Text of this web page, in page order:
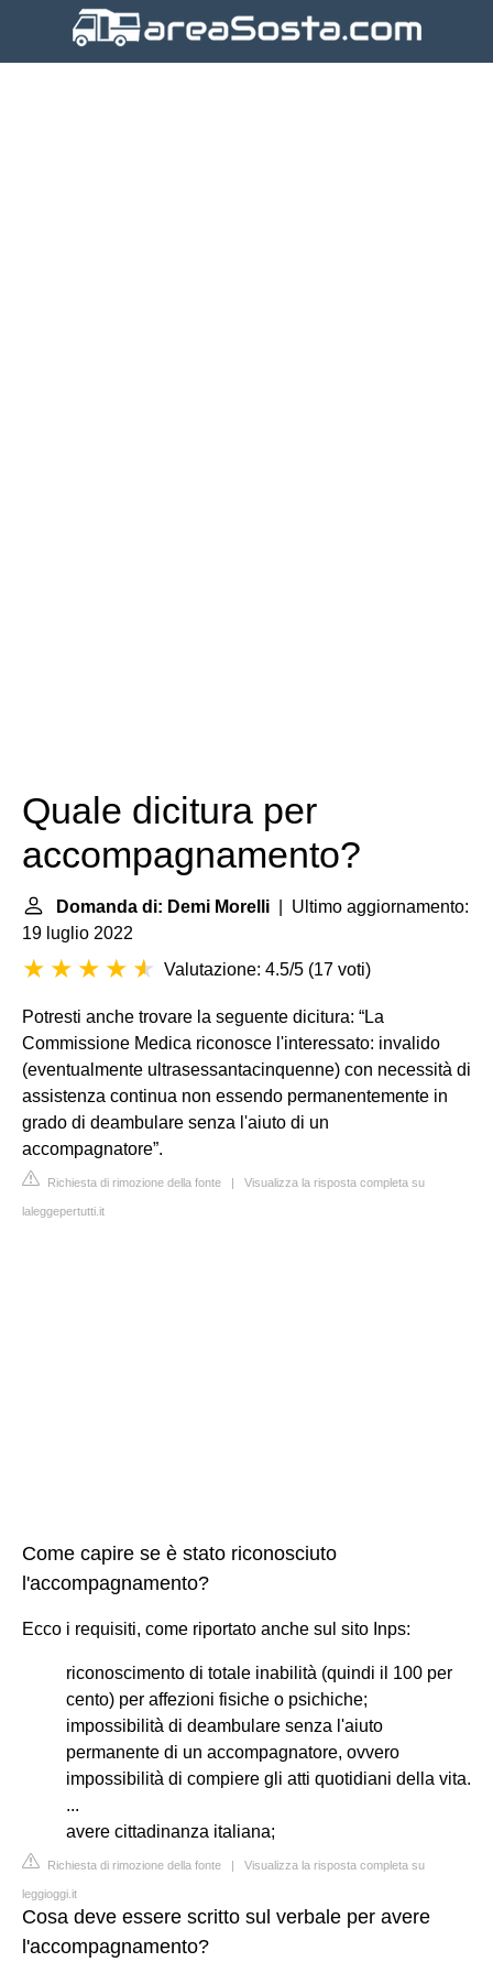
Quale dicitura per
accompagnamento?
Domanda di: Demi Morelli | Ultimo aggiornamento:
19 luglio 2022
Valutazione: 4.5/5 (17 voti)
Potresti anche trovare la seguente dicitura: “La
Commissione Medica riconosce l'interessato: invalido
(eventualmente ultrasessantacinquenne) con necessità di
assistenza continua non essendo permanentemente in
grado di deambulare senza l'aiuto di un
accompagnatore”.
Richiesta di rimozione della fonte | Visualizza la risposta completa su
laleggepertutti.it
Come capire se è stato riconosciuto
l'accompagnamento?
Ecco i requisiti, come riportato anche sul sito Inps:
riconoscimento di totale inabilità (quindi il 100 per
cento) per affezioni fisiche o psichiche;
impossibilità di deambulare senza l'aiuto
permanente di un accompagnatore, ovvero
impossibilità di compiere gli atti quotidiani della vita.
...
avere cittadinanza italiana;
Richiesta di rimozione della fonte | Visualizza la risposta completa su
leggioggi.it
Cosa deve essere scritto sul verbale per avere
l'accompagnamento?